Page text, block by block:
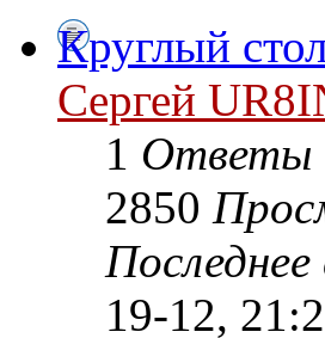
Круглый
Сергей
1 Ответы
2850
19-12,